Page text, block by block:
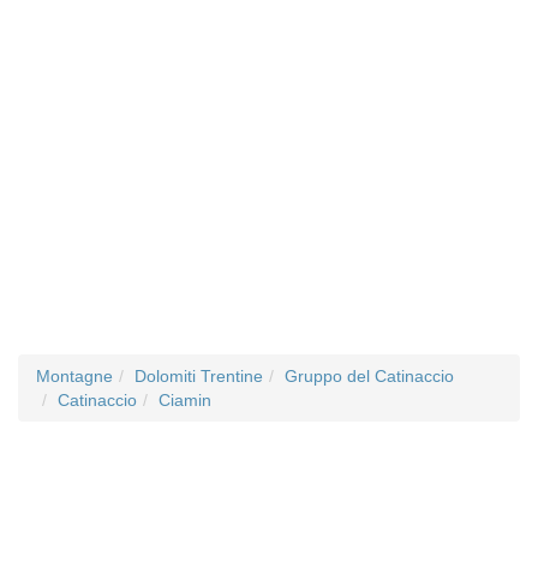
Montagne Dolomiti Trentine
Gruppo del Catinaccio
Catinaccio
Ciamin